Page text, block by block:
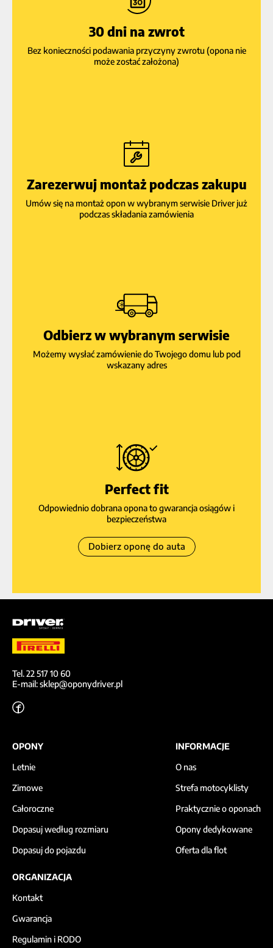
30 dni na zwrot
Bez konieczności podawania przyczyny zwrotu (opona nie
może zostać założona)
Zarezerwuj montaż podczas zakupu
Umów się na montaż opon w wybranym serwisie Driver już
podczas składania zamówienia
Odbierz w wybranym serwisie
Możemy wysłać zamówienie do Twojego domu lub pod
wskazany adres
Perfect fit
Odpowiednio dobrana opona to gwarancja osiągów i
bezpieczeństwa
Dobierz oponę do auta
Tel. 22 517 10 60
E-mail: sklep@oponydriver.pl
OPONY
Letnie
Zimowe
Całoroczne
Dopasuj według rozmiaru
Dopasuj do pojazdu
INFORMACJE
O nas
Strefa motocyklisty
Praktycznie o oponach
Opony dedykowane
Oferta dla flot
ORGANIZACJA
Kontakt
Gwarancja
Regulamin i RODO